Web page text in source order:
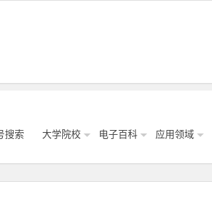
搜索 大学院校 电子百科 应用领域